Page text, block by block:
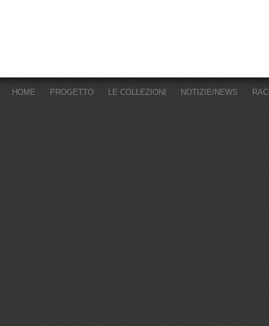
HOME PROGETTO LE COLLEZIONI NOTIZIE/NEWS